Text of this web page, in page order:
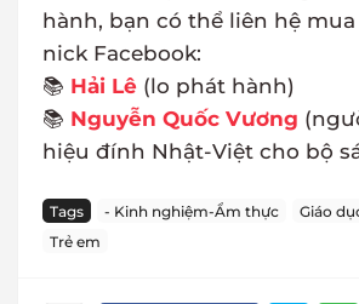
hành, bạn có thể liên hệ
nick Facebook:
📚 Hải Lê (lo phát hành)
📚 Nguyễn Quốc Vương
hiệu đính Nhật-Việt cho bộ
Tags - Kinh nghiệm-Ẩm thực Giáo
Trẻ em